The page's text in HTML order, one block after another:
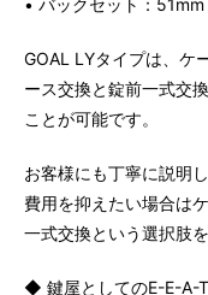
• バックセット：51mm
GOAL LYタイプは、ケ
ース交換と錠前一式交
ことが可能です。
お客様にも丁寧に説明し
費用を抑えたい場合は
一式交換という選択肢
◆ 鍵屋としてのE-E-A-